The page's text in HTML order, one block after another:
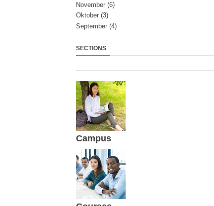
November (6)
Oktober (3)
September (4)
SECTIONS
Campus